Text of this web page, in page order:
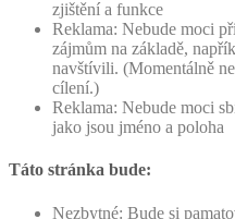
zjištění a funkce
Reklama: Nebude moci
zájmům na základě,
navštívili. (Momentálně
cílení.)
Reklama: Nebude moci
jako jsou jméno a poloha
Táto stránka bude:
Nezbytné: Bude si